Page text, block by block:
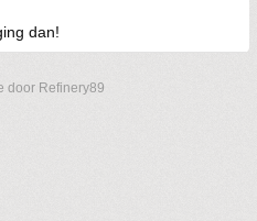
dan!
door Refinery89